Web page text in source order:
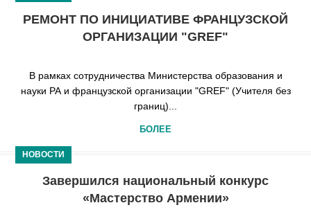
РЕМОНТ ПО ИНИЦИАТИВЕ ФРАНЦУЗСКОЙ
ОРГАНИЗАЦИИ "GREF"
В рамках сотрудничества Министерства образования и
науки РА и французской организации "GREF" (Учителя без
границ)...
БОЛЕЕ
НОВОСТИ
Завершился национальный конкурс
«Мастерство Армении»